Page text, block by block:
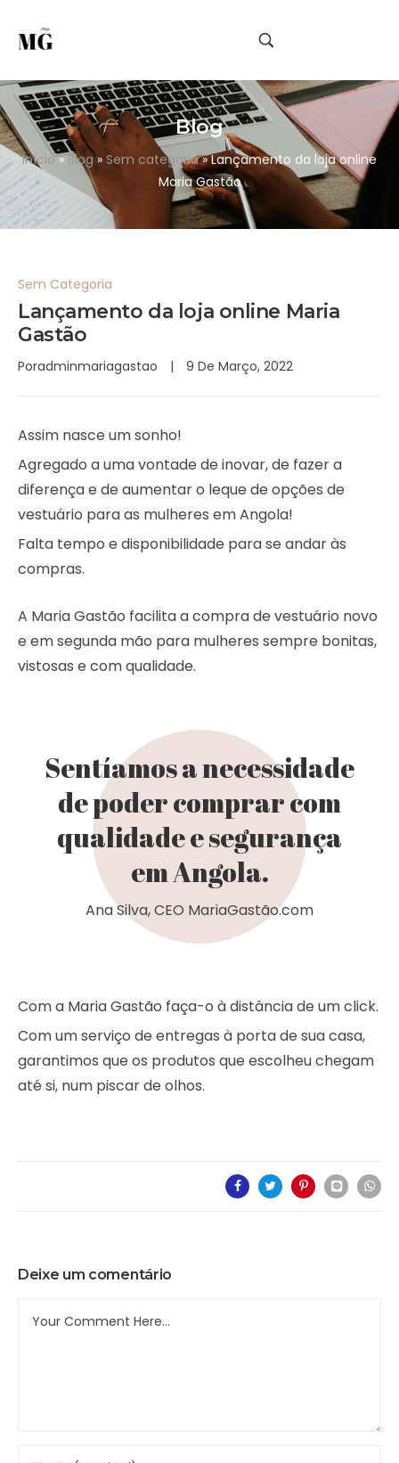
Blog
Início»Blog» Sem categoria»Lançamento da loja online
Maria Gastão
Sem Categoria
Lançamento da loja online Maria
Gastão
PorAdminmariagastao 9 De Março, 2022
Assim nasce um sonho!
Agregado a uma vontade de inovar, de fazer a
diferença e de aumentar o leque de opções de
vestuário para as mulheres em Angola!
Falta tempo e disponibilidade para se andar às
compras.
A Maria Gastão facilita a compra de vestuário novo
e em segunda mão para mulheres sempre bonitas,
vistosas e com qualidade.
Sentíamos a necessidade
de poder comprar com
qualidade e segurança
em Angola.
Ana Silva, CEO MariaGastão.com
Com a Maria Gastão faça-o à distância de um click.
Com um serviço de entregas à porta de sua casa,
garantimos que os produtos que escolheu chegam
até si, num piscar de olhos.
Deixe um comentário